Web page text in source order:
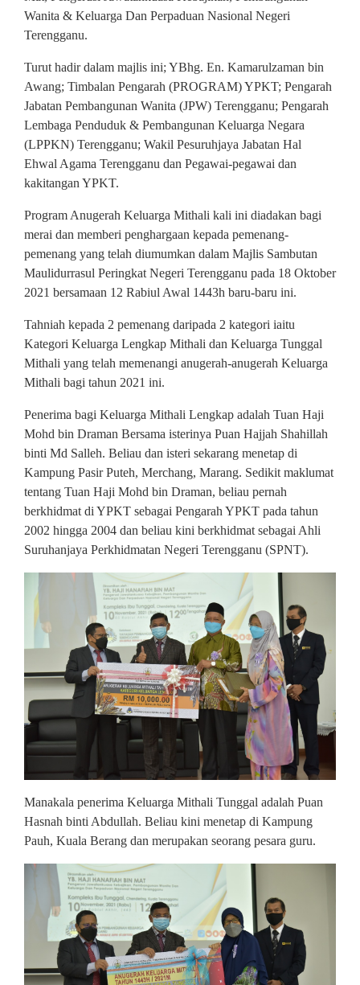
Wanita & Keluarga Dan Perpaduan Nasional Negeri
Terengganu.
Turut hadir dalam majlis ini; YBhg. En. Kamarulzaman bin
Awang; Timbalan Pengarah (PROGRAM) YPKT; Pengarah
Jabatan Pembangunan Wanita (JPW) Terengganu; Pengarah
Lembaga Penduduk & Pembangunan Keluarga Negara
(LPPKN) Terengganu; Wakil Pesuruhjaya Jabatan Hal
Ehwal Agama Terengganu dan Pegawai-pegawai dan
kakitangan YPKT.
Program Anugerah Keluarga Mithali kali ini diadakan bagi
merai dan memberi penghargaan kepada pemenang-
pemenang yang telah diumumkan dalam Majlis Sambutan
Maulidurrasul Peringkat Negeri Terengganu pada 18 Oktober
2021 bersamaan 12 Rabiul Awal 1443h baru-baru ini.
Tahniah kepada 2 pemenang daripada 2 kategori iaitu
Kategori Keluarga Lengkap Mithali dan Keluarga Tunggal
Mithali yang telah memenangi anugerah-anugerah Keluarga
Mithali bagi tahun 2021 ini.
Penerima bagi Keluarga Mithali Lengkap adalah Tuan Haji
Mohd bin Draman Bersama isterinya Puan Hajjah Shahillah
binti Md Salleh. Beliau dan isteri sekarang menetap di
Kampung Pasir Puteh, Merchang, Marang. Sedikit maklumat
tentang Tuan Haji Mohd bin Draman, beliau pernah
berkhidmat di YPKT sebagai Pengarah YPKT pada tahun
2002 hingga 2004 dan beliau kini berkhidmat sebagai Ahli
Suruhanjaya Perkhidmatan Negeri Terengganu (SPNT).
Manakala penerima Keluarga Mithali Tunggal adalah Puan
Hasnah binti Abdullah. Beliau kini menetap di Kampung
Pauh, Kuala Berang dan merupakan seorang pesara guru.